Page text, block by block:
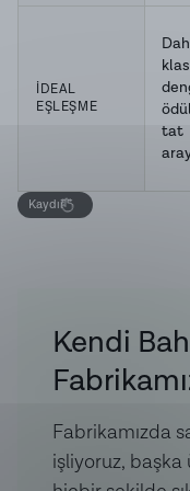
Kaya Tuzu,
İDEAL
EŞLEŞME
tat
Kaydır
Kendi
Fabrikamızda
işliyoruz, başka